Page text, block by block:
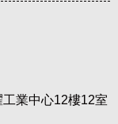
業中心12樓12室